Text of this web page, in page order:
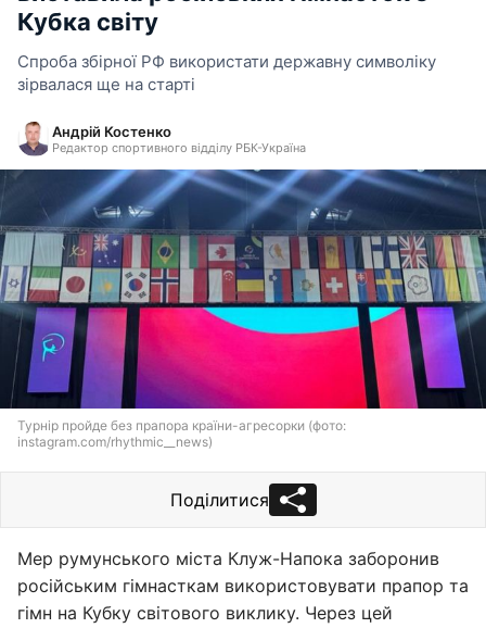
Кубка світу
Спроба збірної РФ використати державну символіку
зірвалася ще на старті
Андрій Костенко
Редактор спортивного відділу РБК-Україна
Турнір пройде без прапора країни-агресорки (фото:
instagram.com/rhythmic__news)
Поділитися
Мер румунського міста Клуж-Напока заборонив
російським гімнасткам використовувати прапор та
гімн на Кубку світового виклику. Через цей